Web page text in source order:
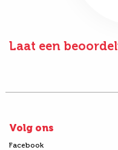
Laat een
Volg ons
Facebook